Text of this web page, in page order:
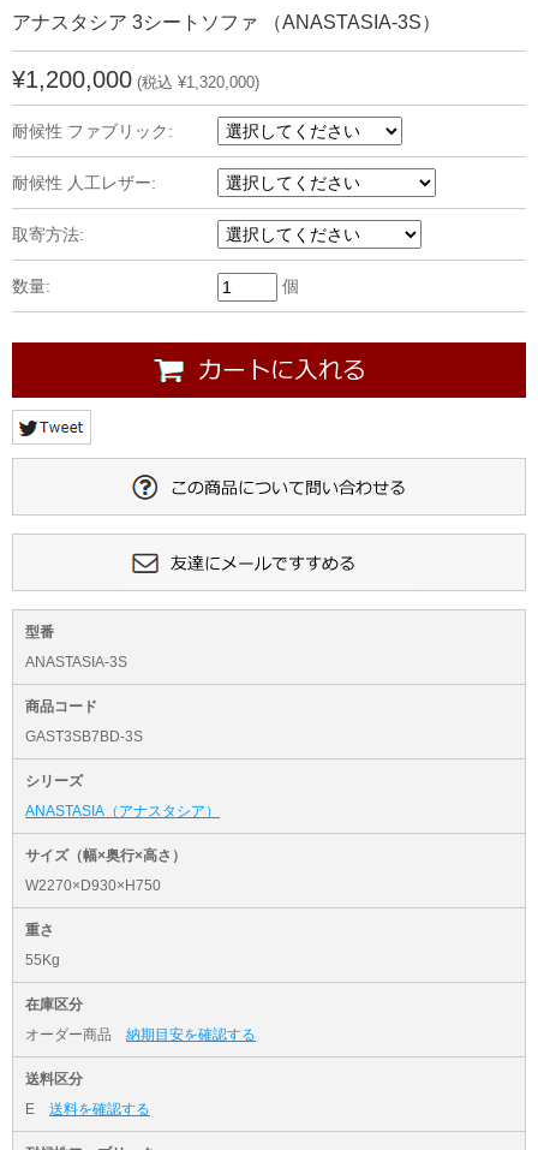
アナスタシア 3シートソファ （ANASTASIA-3S）
¥1,200,000 (税込 ¥1,320,000)
耐候性 ファブリック:
耐候性 人工レザー:
取寄方法:
数量: 個
型番
ANASTASIA-3S
商品コード
GAST3SB7BD-3S
シリーズ
ANASTASIA（アナスタシア）
サイズ（幅×奥行×高さ）
W2270×D930×H750
重さ
55Kg
在庫区分
オーダー商品 納期目安を確認する
送料区分
E 送料を確認する